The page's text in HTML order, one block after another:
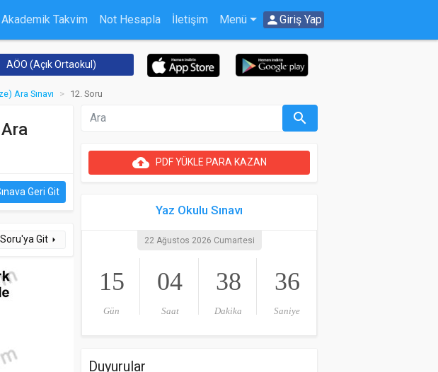
Akademik Takvim Not Hesapla İletişim Menü personGiriş Yap
AÖO (Açık Ortaokul)
Ara Sınavı 12. Soru
Geri Git
Git arrow_right
search
cloud_uploadPDF YÜKLE PARA KAZAN
Yaz Okulu Sınavı
22 Ağustos 2026 Cumartesi
15
Gün
04
Saat
38
Dakika
36
Saniye
Duyurular